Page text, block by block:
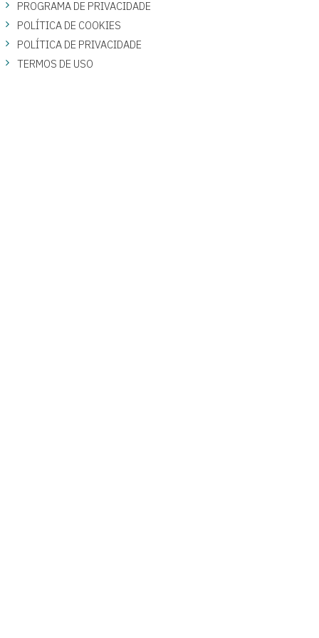
PROGRAMA DE PRIVACIDADE
POLÍTICA DE COOKIES
POLÍTICA DE PRIVACIDADE
TERMOS DE USO